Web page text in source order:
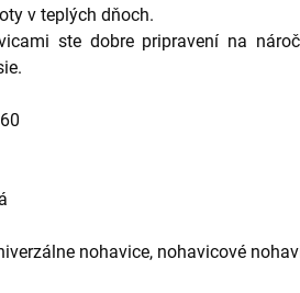
v teplých dňoch.
ste dobre pripravení na
nohavice, nohavicové